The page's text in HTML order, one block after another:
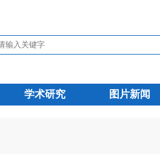
学术研究 图片新闻